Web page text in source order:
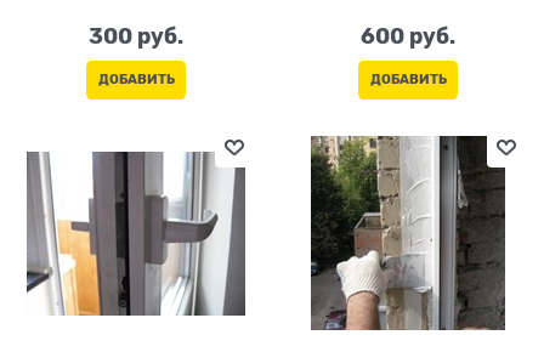
300 руб.
ДОБАВИТЬ
600 руб.
ДОБАВИТЬ